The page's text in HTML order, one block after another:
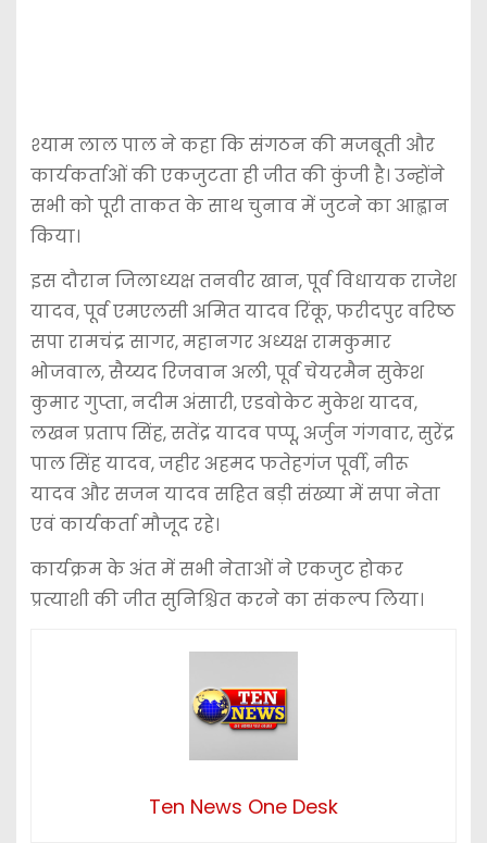
श्याम लाल पाल ने कहा कि संगठन की मजबूती और
कार्यकर्ताओं की एकजुटता ही जीत की कुंजी है। उन्होंने
सभी को पूरी ताकत के साथ चुनाव में जुटने का आह्वान
किया।
इस दौरान जिलाध्यक्ष तनवीर खान, पूर्व विधायक राजेश
यादव, पूर्व एमएलसी अमित यादव रिंकू, फरीदपुर वरिष्ठ
सपा रामचंद्र सागर, महानगर अध्यक्ष रामकुमार
भोजवाल, सैय्यद रिजवान अली, पूर्व चेयरमैन सुकेश
कुमार गुप्ता, नदीम अंसारी, एडवोकेट मुकेश यादव,
लखन प्रताप सिंह, सतेंद्र यादव पप्पू, अर्जुन गंगवार, सुरेंद्र
पाल सिंह यादव, जहीर अहमद फतेहगंज पूर्वी, नीरू
यादव और सजन यादव सहित बड़ी संख्या में सपा नेता
एवं कार्यकर्ता मौजूद रहे।
कार्यक्रम के अंत में सभी नेताओं ने एकजुट होकर
प्रत्याशी की जीत सुनिश्चित करने का संकल्प लिया।
Ten News One Desk